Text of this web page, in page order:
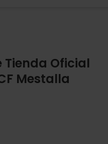
Tienda Oficial
Mestalla